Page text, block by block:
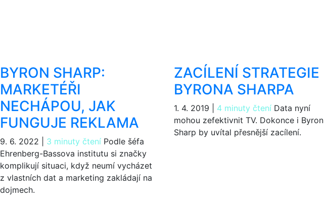
BYRON SHARP:
MARKETÉŘI
NECHÁPOU, JAK
FUNGUJE REKLAMA
9. 6. 2022 3 minuty čtení Podle šéfa
Ehrenberg-Bassova institutu si značky
komplikují situaci, když neumí vycházet
z vlastních dat a marketing zakládají na
dojmech.
ZACÍLENÍ STRATEGIE
BYRONA SHARPA
1. 4. 2019 4 minuty čteníData nyní
mohou zefektivnit TV. Dokonce i Byron
Sharp by uvítal přesnější zacílení.